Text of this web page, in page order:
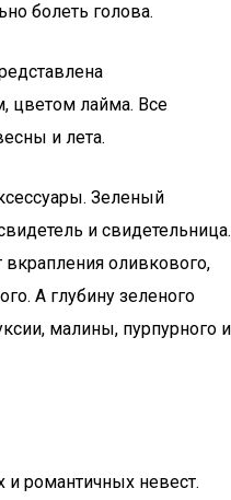
болеть голова.
цветом лайма. Все
и лета.
Зеленый
и свидетельница.
оливкового,
А глубину зеленого
малины, пурпурного и
романтичных невест.